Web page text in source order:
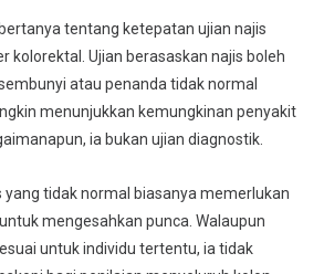
tentang ketepatan ujian najis
kolorektal. Ujian berasaskan najis boleh
atau penanda tidak normal
menunjukkan kemungkinan penyakit
ia bukan ujian diagnostik.
yang tidak normal biasanya memerlukan
mengesahkan punca. Walaupun
untuk individu tertentu, ia tidak